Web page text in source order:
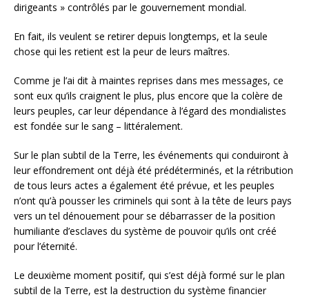
dirigeants » contrôlés par le gouvernement mondial.
En fait, ils veulent se retirer depuis longtemps, et la seule
chose qui les retient est la peur de leurs maîtres.
Comme je l’ai dit à maintes reprises dans mes messages, ce
sont eux qu’ils craignent le plus, plus encore que la colère de
leurs peuples, car leur dépendance à l’égard des mondialistes
est fondée sur le sang – littéralement.
Sur le plan subtil de la Terre, les événements qui conduiront à
leur effondrement ont déjà été prédéterminés, et la rétribution
de tous leurs actes a également été prévue, et les peuples
n’ont qu’à pousser les criminels qui sont à la tête de leurs pays
vers un tel dénouement pour se débarrasser de la position
humiliante d’esclaves du système de pouvoir qu’ils ont créé
pour l’éternité.
Le deuxième moment positif, qui s’est déjà formé sur le plan
subtil de la Terre, est la destruction du système financier